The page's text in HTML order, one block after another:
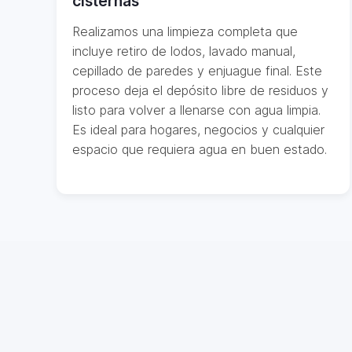
Realizamos una limpieza completa que
incluye retiro de lodos, lavado manual,
cepillado de paredes y enjuague final. Este
proceso deja el depósito libre de residuos y
listo para volver a llenarse con agua limpia.
Es ideal para hogares, negocios y cualquier
espacio que requiera agua en buen estado.